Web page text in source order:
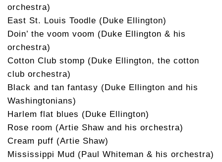
orchestra)
East St. Louis Toodle (Duke Ellington)
Doin’ the voom voom (Duke Ellington & his
orchestra)
Cotton Club stomp (Duke Ellington, the cotton
club orchestra)
Black and tan fantasy (Duke Ellington and his
Washingtonians)
Harlem flat blues (Duke Ellington)
Rose room (Artie Shaw and his orchestra)
Cream puff (Artie Shaw)
Mississippi Mud (Paul Whiteman & his orchestra)